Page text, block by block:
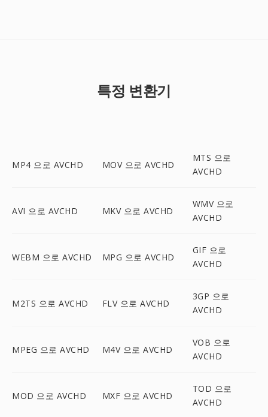
특정 변환기
MP4 으로 AVCHD MOV 으로 AVCHD
MTS 으로
AVCHD
AVI 으로 AVCHD MKV 으로 AVCHD
WMV 으로
AVCHD
WEBM 으로 AVCHD MPG 으로 AVCHD
GIF 으로
AVCHD
M2TS 으로 AVCHD FLV 으로 AVCHD
3GP 으로
AVCHD
MPEG 으로 AVCHD M4V 으로 AVCHD
VOB 으로
AVCHD
MOD 으로 AVCHD MXF 으로 AVCHD
TOD 으로
AVCHD